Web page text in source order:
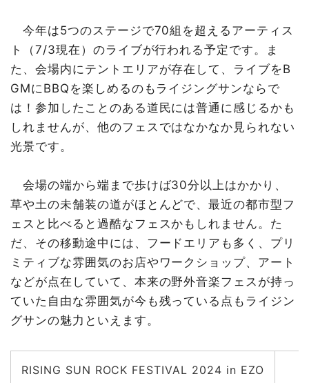
今年は5つのステージで70組を超えるアーティス
ト（7/3現在）のライブが行われる予定です。ま
た、会場内にテントエリアが存在して、ライブをB
GMにBBQを楽しめるのもライジングサンならで
は！参加したことのある道民には普通に感じるかも
しれませんが、他のフェスではなかなか見られない
光景です。
会場の端から端まで歩けば30分以上はかかり、
草や土の未舗装の道がほとんどで、最近の都市型フ
ェスと比べると過酷なフェスかもしれません。た
だ、その移動途中には、フードエリアも多く、プリ
ミティブな雰囲気のお店やワークショップ、アート
などが点在していて、本来の野外音楽フェスが持っ
ていた自由な雰囲気が今も残っている点もライジン
グサンの魅力といえます。
RISING SUN ROCK FESTIVAL 2024 in EZO